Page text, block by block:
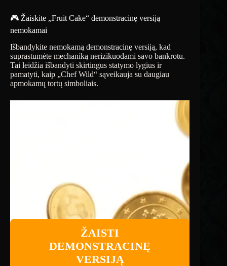
🎮 Žaiskite „Fruit Cake“ demonstracinę versiją
nemokamai
Išbandykite nemokamą demonstracinę versiją, kad
suprastumėte mechaniką nerizikuodami savo bankrotu.
Tai leidžia išbandyti skirtingus statymo lygius ir
pamatyti, kaip „Chef Wild“ sąveikauja su daugiau
apmokamų tortų simboliais.
ŽAISTI
DEMONSTRACINĘ
VERSIJĄ